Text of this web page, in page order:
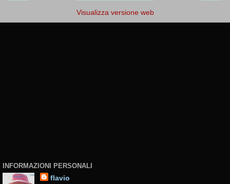
Visualizza versione web
INFORMAZIONI PERSONALI
flavio